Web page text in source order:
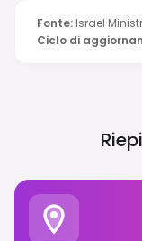
Fonte: Israel
Ciclo di